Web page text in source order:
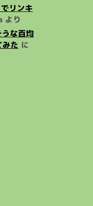
リンキ
より
な百均
た に